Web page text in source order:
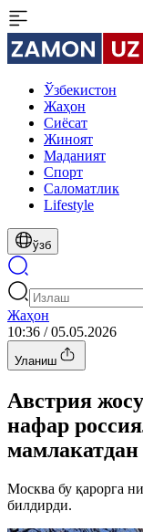
Ўзбекистон
Жаҳон
Сиёсат
Жиноят
Маданият
Спорт
Cаломатлик
Lifestyle
ўзб
Жаҳон
10:36 / 05.05.2026
Уланиш
Австрия
нафар
Москва бу қарорга
билдирди.